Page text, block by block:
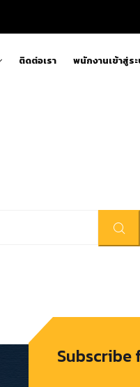
ติดต่อเรา พนักงานเข้าสู่ร
Subscribe